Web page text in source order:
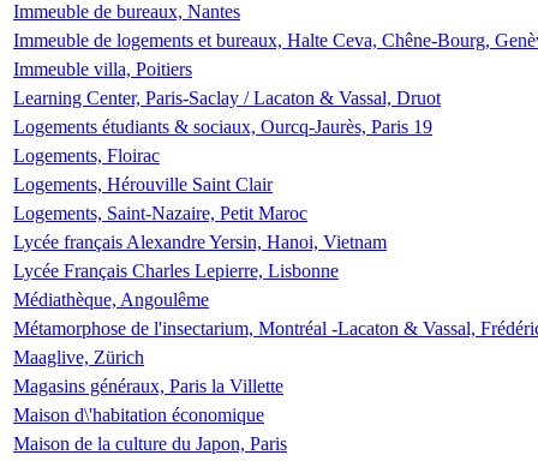
Immeuble de bureaux, Nantes
Immeuble de logements et bureaux, Halte Ceva, Chêne-Bourg,
Immeuble villa, Poitiers
Learning Center, Paris-Saclay / Lacaton & Vassal, Druot
Logements étudiants & sociaux, Ourcq-Jaurès, Paris 19
Logements, Floirac
Logements, Hérouville Saint Clair
Logements, Saint-Nazaire, Petit Maroc
Lycée français Alexandre Yersin, Hanoi, Vietnam
Lycée Français Charles Lepierre, Lisbonne
Médiathèque, Angoulême
Métamorphose de l'insectarium, Montréal -Lacaton & Vassal,
Maaglive, Zürich
Magasins généraux, Paris la Villette
Maison d\'habitation économique
Maison de la culture du Japon, Paris